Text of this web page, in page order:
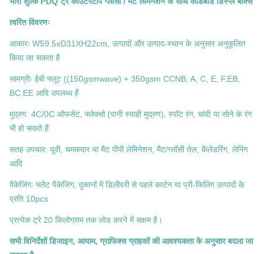
त्वरित विवरणः
आकारः W59.5xD31XH22cm, उत्पादों और उत्पाद-स्थान के अनुसार अनुकूलित
किया जा सकता है
सामग्रीः ईबी फ्लूट ((150gsmwave) + 350gsm CCNB, A, C, E, F,EB,
BC,EE आदि उपलब्ध हैं
मुद्रण: 4C/0C ऑफसेट, फ्लेक्सो (पानी स्याही मुद्रण), स्पॉट रंग, चांदी या सोने के रंग
भी हो सकते हैं
सतह उपचार: यूवी, चमकदार या मैट पीपी लेमिनेशन, मैट/ग्लॉसी तेल, कैलेंडरिंग, लेनिंग
आदि
पैकेजिंगः फ्लैट पैकेजिंग, दुकानों में डिलीवरी से पहले कार्टन या प्री-फिलिंग उत्पादों के
प्रति 10pcs
प्रत्येक ट्रे 20 किलोग्राम तक लोड करने में सक्षम है।
सभी विनिर्देशों डिजाइन, आयाम, ग्राफिक्स ग्राहकों की आवश्यकता के अनुसार बदला जा